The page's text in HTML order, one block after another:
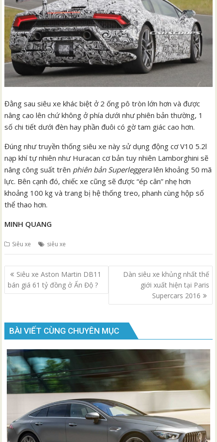
Đằng sau siêu xe khác biệt ở 2 ống pô tròn lớn hơn và được
nâng cao lên chứ không ở phía dưới như phiên bản thường, 1
số chi tiết dưới đèn hay phần đuôi có gờ tam giác cao hơn.
Đúng như truyền thống siêu xe này sử dụng động cơ V10 5.2l
nạp khí tự nhiên như Huracan cơ bản tuy nhiên Lamborghini sẽ
nâng công suất trên phiên bản Superleggeralên khoảng 50 mã
lực. Bên cạnh đó, chiếc xe cũng sẽ được “ép cân” nhẹ hơn
khoảng 100 kg và trang bị hệ thống treo, phanh cùng hộp số
thể thao hơn.
MINH QUANG
Siêu xe siêu xe
Điều
hướng
bài
Siêu xe Aston Martin DB11
bán giá 61 tỷ đồng ở Ấn Độ ?
Dàn siêu xe khủng nhất thế
giới xuất hiện tại Paris
Supercars 2016
BÀI VIẾT CÙNG CHUYÊN MỤC